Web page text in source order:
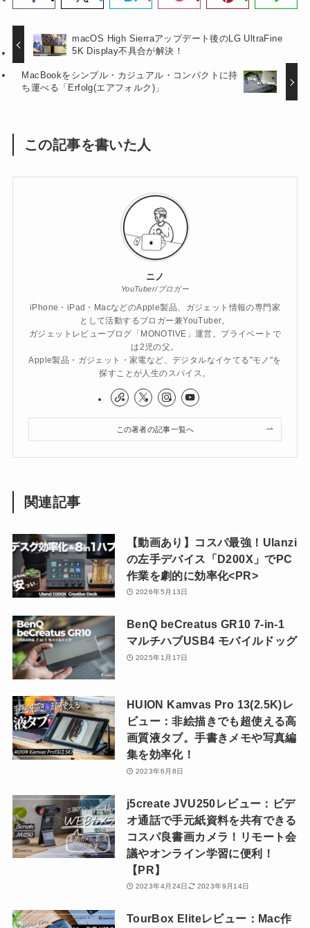
macOS High Sierraアップデート後のLG UltraFine
5K Display不具合が解決！
MacBookをシンプル・カジュアル・コンパクトに持
ち運べる「Erfolg(エアフォルク)」
この記事を書いた人
ニノ
YouTuber/ブロガー
iPhone・iPad・MacなどのApple製品、ガジェット情報の専門家
として活動するブロガー兼YouTuber。
ガジェットレビューブログ「MONOTIVE」運営。プライベートで
は2児の父。
Apple製品・ガジェット・家電など、デジタルなイケてる"モノ"を
探すことが人生のスパイス。
この著者の記事一覧へ
関連記事
【動画あり】コスパ最強！Ulanzi
の左手デバイス「D200X」でPC
作業を劇的に効率化<PR>
2026年5月13日
BenQ beCreatus GR10 7-in-1
マルチハブUSB4 モバイルドッグ
2025年1月17日
HUION Kamvas Pro 13(2.5K)レ
ビュー：非絵描きでも超使える高
画質液タブ。手書きメモや写真編
集を効率化！
2023年6月8日
j5create JVU250レビュー：ビデ
オ通話で手元紙資料を共有できる
コスパ良書画カメラ！リモート会
議やオンライン学習に便利！
【PR】
2023年4月24日 2023年9月14日
TourBox Eliteレビュー：Mac作